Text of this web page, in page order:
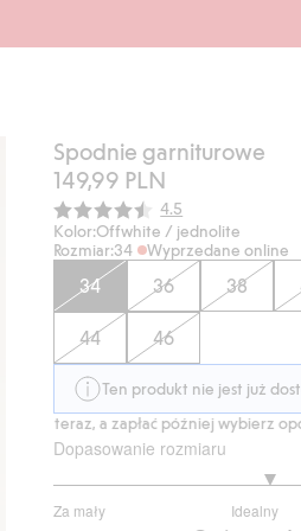
Spodnie garniturowe
149,99 PLN
Średnia ocena:
4.5
Kolor:Offwhite / jednolite
Rozmiar:34 Wyprzedane online
34 36 38
44 46
Ten produkt nie jest już
Kup teraz, a zapłać później wybierz opcję +
Dopasowanie rozmiaru
Za mały Idealny
na